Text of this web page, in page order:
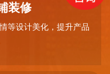
装修
等设计美化，提升产品